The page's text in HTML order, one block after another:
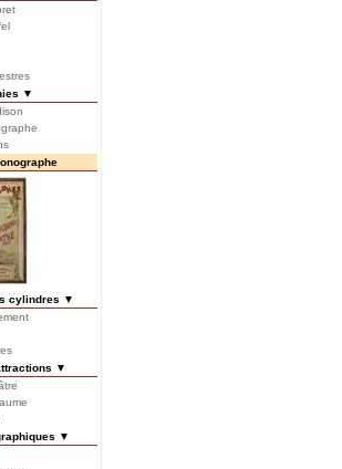
▼
cylindres ▼
▼
▼